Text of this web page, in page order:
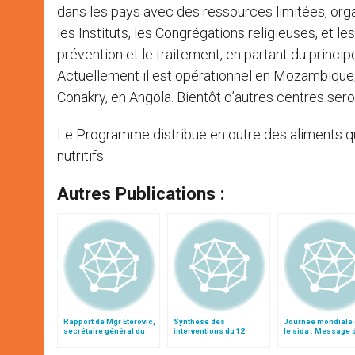
dans les pays avec des ressources limitées,
les Instituts, les Congrégations religieuses, et
prévention et le traitement, en partant du
Actuellement il est opérationnel en
Conakry, en Angola. Bientôt d’autres centres
Le Programme distribue en outre des aliments
nutritifs.
Autres Publications :
Rapport de Mgr Eterovic,
secrétaire général du
Synthèse des
interventions du 12
octobre (matin)
Journée mondiale
le sida : Message